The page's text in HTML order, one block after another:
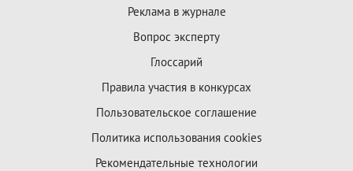
Реклама в журнале
Вопрос эксперту
Глоссарий
Правила участия в конкурсах
Пользовательское соглашение
Политика использования cookies
Рекомендательные технологии